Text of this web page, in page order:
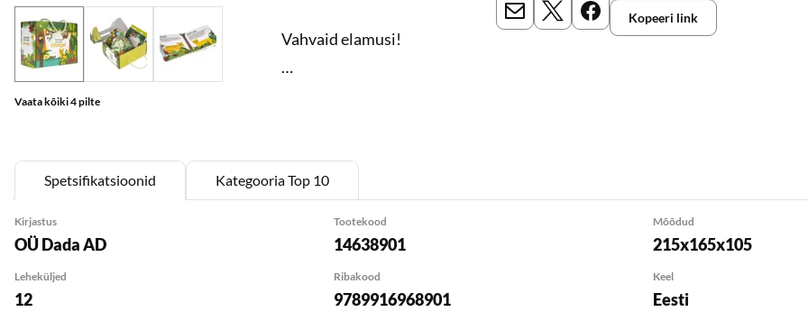
Vaata kõiki 4 pilte
Vahvaid elamusi!
E-mail X Meta Kopeeri link
Spetsifikatsioonid Kategooria Top 10
Kirjastus
OÜ Dada AD
Tootekood
14638901
Mõõdud
215x165x105
Leheküljed
12
Ribakood
9789916968901
Keel
Eesti